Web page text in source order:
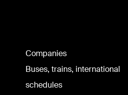
Companies
Buses, trains, international
schedules